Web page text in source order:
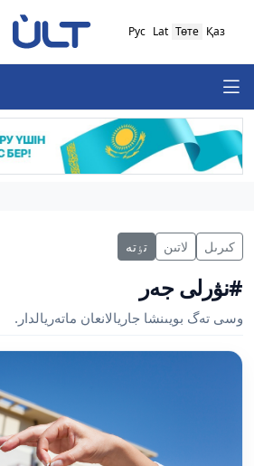
Қаз
Төте
Lat
Рус
كىرىل لاتىن تٶتە
#نۋرلى جەر
وسى تەگ بويىنشا جاريالانعان ماتەريالدار.